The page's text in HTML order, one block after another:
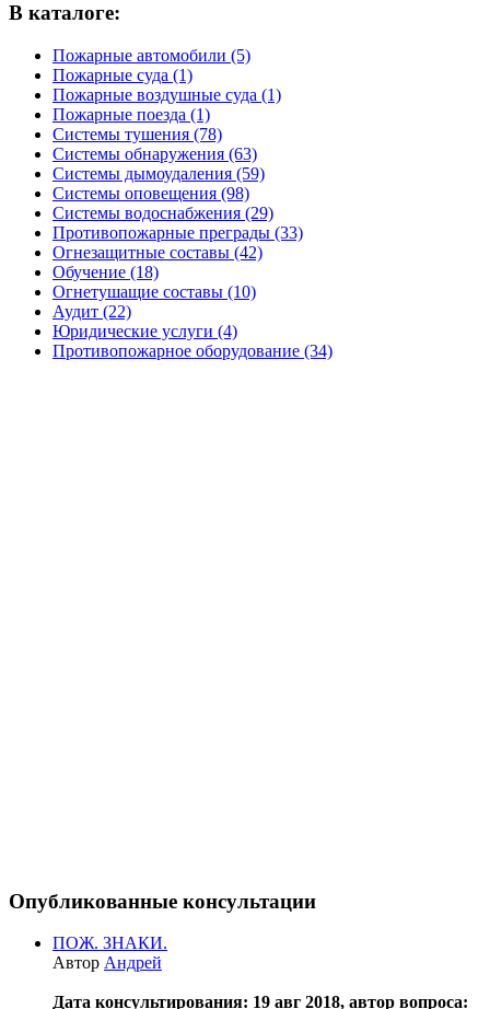
В каталоге:
Пожарные автомобили (5)
Пожарные суда (1)
Пожарные воздушные суда (1)
Пожарные поезда (1)
Системы тушения (78)
Системы обнаружения (63)
Системы дымоудаления (59)
Системы оповещения (98)
Системы водоснабжения (29)
Противопожарные преграды (33)
Огнезащитные составы (42)
Обучение (18)
Огнетушащие составы (10)
Аудит (22)
Юридические услуги (4)
Противопожарное оборудование (34)
Опубликованные консультации
ПОЖ. ЗНАКИ.
Автор Андрей
Дата консультирования: 19 авг 2018, автор вопроса: